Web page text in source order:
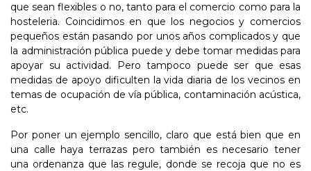
que sean flexibles o no, tanto para el comercio como para la
hosteleria. Coincidimos en que los negocios y comercios
pequeños están pasando por unos años complicados y que
la administración pública puede y debe tomar medidas para
apoyar su actividad. Pero tampoco puede ser que esas
medidas de apoyo dificulten la vida diaria de los vecinos en
temas de ocupación de vía pública, contaminación acústica,
etc.
Por poner un ejemplo sencillo, claro que está bien que en
una calle haya terrazas pero también es necesario tener
una ordenanza que las regule, donde se recoja que no es